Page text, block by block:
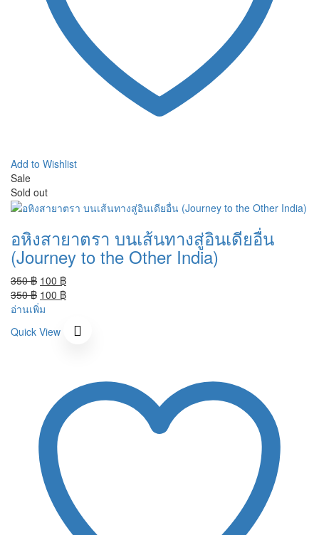
Add to Wishlist
Sale
Sold out
อหิงสายาตรา บนเส้นทางสู่อินเดียอื่น
(Journey to the Other India)
350฿ Original
price
was:
100 ฿Current
price
350฿ Original
price
350 ฿.
100 ฿Current
100 ฿.
อ่านเพิ่ม
Quick View